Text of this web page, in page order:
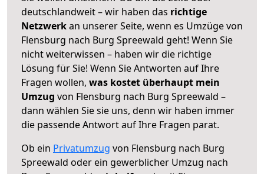
deutschlandweit – wir haben das richtige
Netzwerkan unserer Seite, wenn es Umzüge von
Flensburg nach Burg Spreewald geht! Wenn Sie
nicht weiterwissen – haben wir die richtige
Lösung für Sie! Wenn Sie Antworten auf Ihre
Fragen wollen, was kostet überhaupt mein
Umzug von Flensburg nach Burg Spreewald –
dann wählen Sie sie uns, denn wir haben immer
die passende Antwort auf Ihre Fragen parat.
Ob ein Privatumzug von Flensburg nach Burg
Spreewald oder ein gewerblicher Umzug nach